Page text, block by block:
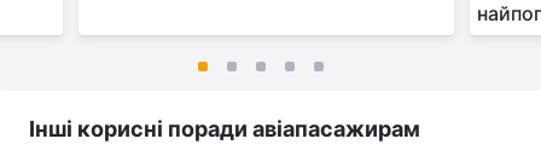
Інші корисні поради авіапасажирам